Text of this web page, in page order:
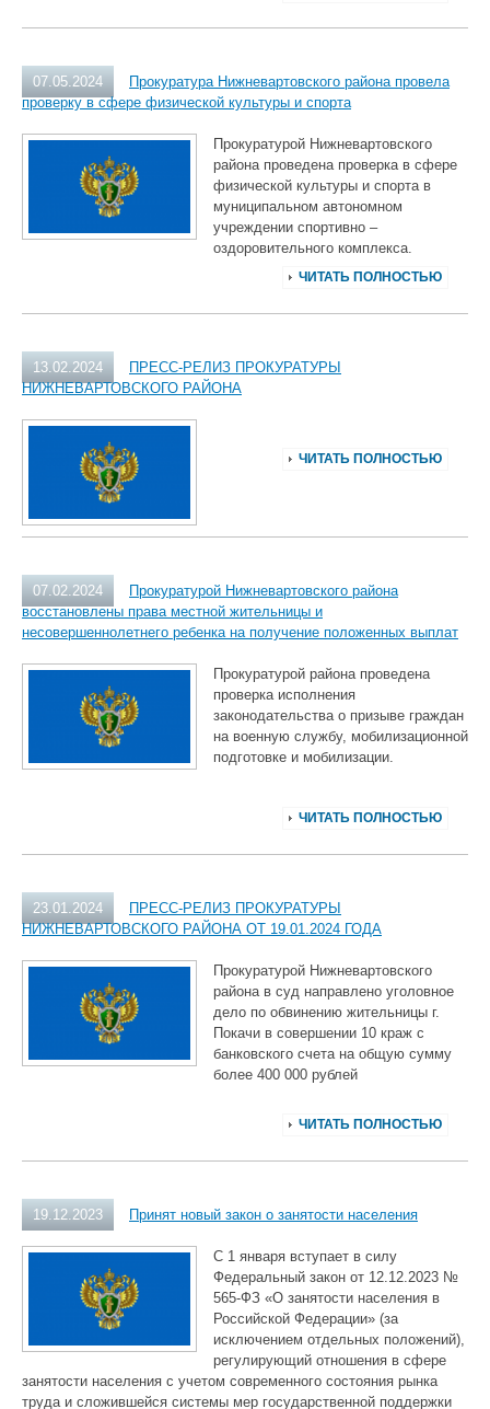
07.05.2024
Прокуратура Нижневартовского района провела
проверку в сфере физической культуры и спорта
Прокуратурой Нижневартовского
района проведена проверка в сфере
физической культуры и спорта в
муниципальном автономном
учреждении спортивно –
оздоровительного комплекса.
ЧИТАТЬ ПОЛНОСТЬЮ
13.02.2024
ПРЕСС-РЕЛИЗ ПРОКУРАТУРЫ
НИЖНЕВАРТОВСКОГО РАЙОНА
ЧИТАТЬ ПОЛНОСТЬЮ
07.02.2024
Прокуратурой Нижневартовского района
восстановлены права местной жительницы и
несовершеннолетнего ребенка на получение положенных выплат
Прокуратурой района проведена
проверка исполнения
законодательства о призыве граждан
на военную службу, мобилизационной
подготовке и мобилизации.
ЧИТАТЬ ПОЛНОСТЬЮ
23.01.2024
ПРЕСС-РЕЛИЗ ПРОКУРАТУРЫ
НИЖНЕВАРТОВСКОГО РАЙОНА ОТ 19.01.2024 ГОДА
Прокуратурой Нижневартовского
района в суд направлено уголовное
дело по обвинению жительницы г.
Покачи в совершении 10 краж с
банковского счета на общую сумму
более 400 000 рублей
ЧИТАТЬ ПОЛНОСТЬЮ
19.12.2023 Принят новый закон о занятости населения
С 1 января вступает в силу
Федеральный закон от 12.12.2023 №
565-ФЗ «О занятости населения в
Российской Федерации» (за
исключением отдельных положений),
регулирующий отношения в сфере
занятости населения с учетом современного состояния рынка
труда и сложившейся системы мер государственной поддержки